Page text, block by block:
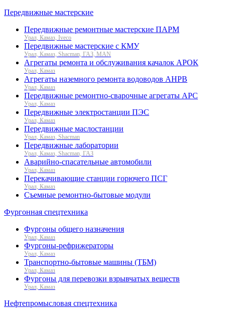
Передвижные мастерские
Передвижные ремонтные мастерские ПАРМ
Урал, Камаз, Iveco
Передвижные мастерские с КМУ
Урал, Камаз, Shacman, ГАЗ, MAN
Агрегаты ремонта и обслуживания качалок АРОК
Урал, Камаз
Агрегаты наземного ремонта водоводов АНРВ
Урал, Камаз
Передвижные ремонтно-сварочные агрегаты АРС
Урал, Камаз
Передвижные электростанции ПЭС
Урал, Камаз
Передвижные маслостанции
Урал, Камаз, Shacman
Передвижные лаборатории
Урал, Камаз, Shacman, ГАЗ
Аварийно-спасательные автомобили
Урал, Камаз
Перекачивающие станции горючего ПСГ
Урал, Камаз
Съемные ремонтно-бытовые модули
Фургонная спецтехника
Фургоны общего назначения
Урал, Камаз
Фургоны-рефрижераторы
Урал, Камаз
Транспортно-бытовые машины (ТБМ)
Урал, Камаз
Фургоны для перевозки взрывчатых веществ
Урал, Камаз
Нефтепромысловая спецтехника